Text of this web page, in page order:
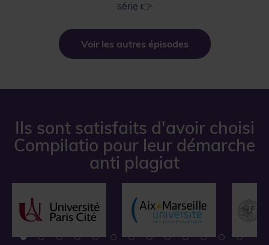
série 👉
Voir les autres épisodes
Ils sont satisfaits d'avoir choisi
Compilatio pour leur démarche
anti plagiat